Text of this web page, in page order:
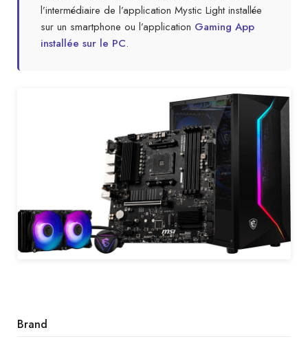
l’intermédiaire de l’application Mystic Light installée
sur un smartphone ou l’application Gaming App
installée sur le PC.
Brand